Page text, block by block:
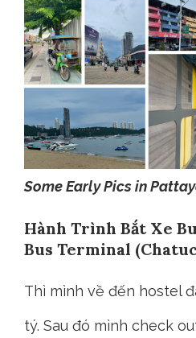
Some Early Pics in
Hành Trình Bắt Xe
Bus Terminal
Thì mình về đến hostel
tý. Sau đó mình check